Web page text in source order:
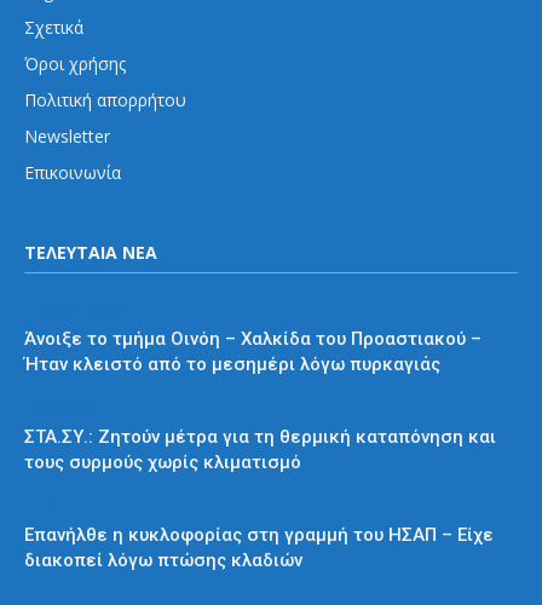
Σχετικά
Όροι χρήσης
Πολιτική απορρήτου
Newsletter
Επικοινωνία
ΤΕΛΕΥΤΑΙΑ ΝΕΑ
Άνοιξε το τμήμα Οινόη – Χαλκίδα του Προαστιακού –
Ήταν κλειστό από το μεσημέρι λόγω πυρκαγιάς
ΣΤΑ.ΣΥ.: Ζητούν μέτρα για τη θερμική καταπόνηση και
τους συρμούς χωρίς κλιματισμό
Επανήλθε η κυκλοφορίας στη γραμμή του ΗΣΑΠ – Είχε
διακοπεί λόγω πτώσης κλαδιών